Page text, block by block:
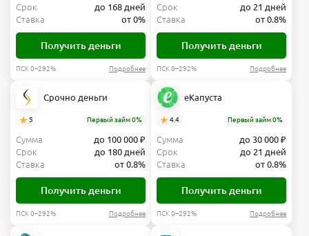
Срок
до 168 дней
Ставка
от 0%
Получить деньги
ПСК 0–292% Подробнее
Срок
до 21 дней
Ставка
от 0.8%
Получить деньги
ПСК 0–292% Подробнее
Срочно деньги
5 Первый займ 0%
Сумма
до 100 000 ₽
Срок
до 180 дней
Ставка
от 0.8%
Получить деньги
ПСК 0–292% Подробнее
еКапуста
4.4 Первый займ 0%
Сумма
до 30 000 ₽
Срок
до 21 дней
Ставка
от 0.8%
Получить деньги
ПСК 0–292% Подробнее